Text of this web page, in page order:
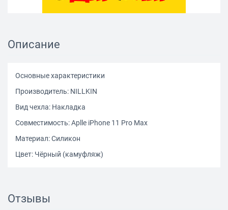
Описание
Основные характеристики
Производитель: NILLKIN
Вид чехла: Накладка
Совместимость: Aplle iPhone 11 Pro Max
Материал: Силикон
Цвет: Чёрный (камуфляж)
Отзывы